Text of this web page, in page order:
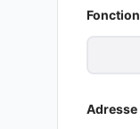
Fonction
d
e
s
Adresse